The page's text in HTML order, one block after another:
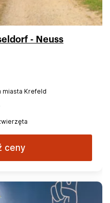
- Neuss
miasta Krefeld
ceny